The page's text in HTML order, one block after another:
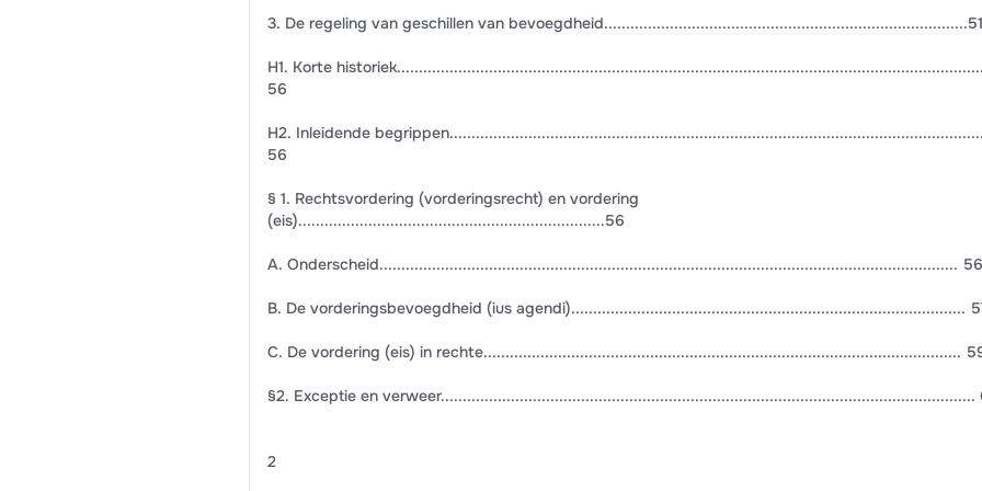
3. De regeling van geschillen van bevoegdheid...................................................................................51
H1. Korte
56
H2. Inleidende
56
§ 1. Rechtsvordering (vorderingsrecht) en vordering
(eis)......................................................................56
A. Onderscheid.................................................................................................................................... 56
B. De vorderingsbevoegdheid (ius agendi)..........................................................................................
C. De vordering (eis) in rechte.............................................................................................................
§2. Exceptie en verweer..........................................................................................................................
2